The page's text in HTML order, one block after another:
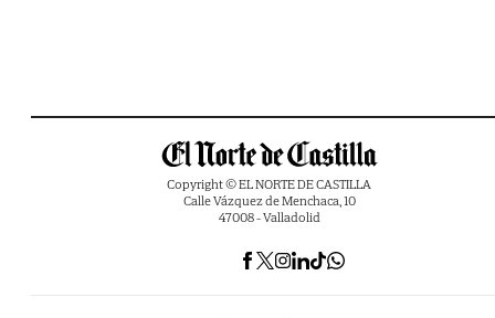
Copyright © EL NORTE DE CASTILLA
Calle Vázquez de Menchaca, 10
47008 - Valladolid